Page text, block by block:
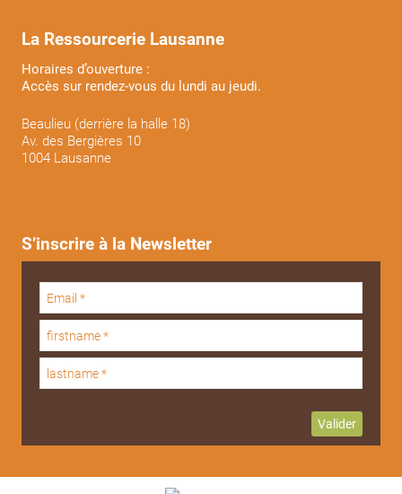
La Ressourcerie Lausanne
Horaires d’ouverture :
Accès sur rendez-vous du lundi au jeudi.
Beaulieu (derrière la halle 18)
Av. des Bergières 10
1004 Lausanne
S’inscrire à la Newsletter